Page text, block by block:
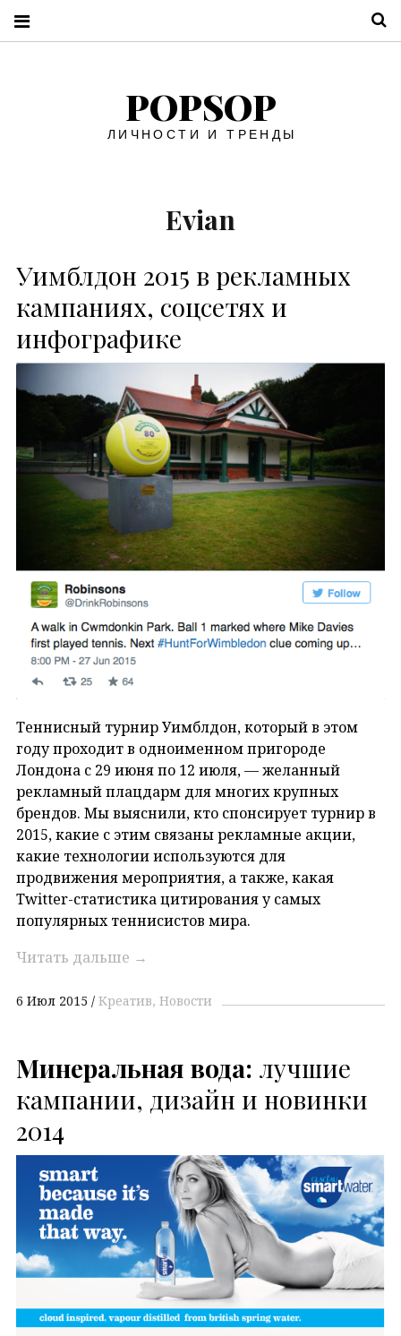
POPSOP
ЛИЧНОСТИ И ТРЕНДЫ
Evian
Уимблдон 2015 в рекламных
кампаниях, соцсетях и
инфографике
Теннисный турнир Уимблдон, который в этом
году проходит в одноименном пригороде
Лондона с 29 июня по 12 июля, — желанный
рекламный плацдарм для многих крупных
брендов. Мы выяснили, кто спонсирует турнир в
2015, какие с этим связаны рекламные акции,
какие технологии используются для
продвижения мероприятия, а также, какая
Twitter-статистика цитирования у самых
популярных теннисистов мира.
Читать дальше →
6 Июл 2015 Креатив Новости
Минеральная вода: лучшие
кампании, дизайн и новинки
2014